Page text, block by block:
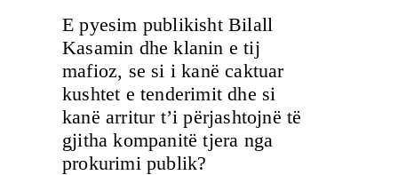
E pyesim publikisht Bilall
Kasamin dhe klanin e tij
mafioz, se si i kanë caktuar
kushtet e tenderimit dhe si
kanë arritur t’i përjashtojnë të
gjitha kompanitë tjera nga
prokurimi publik?